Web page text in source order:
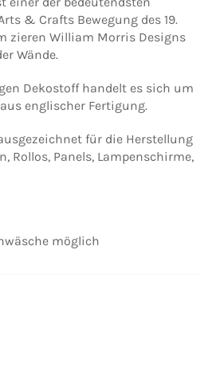
& Crafts Bewegung des 19.
zieren William Morris Designs
Wände.
Dekostoff handelt es sich um
englischer Fertigung.
für die Herstellung
Rollos, Panels, Lampenschirme,
möglich